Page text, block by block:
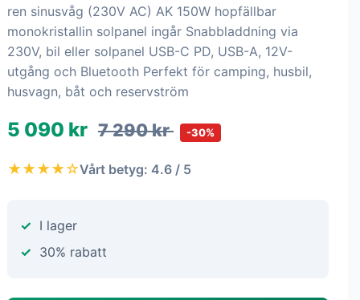
ren sinusvåg (230V AC) AK 150W hopfällbar
monokristallin solpanel ingår Snabbladdning via
230V, bil eller solpanel USB-C PD, USB-A, 12V-
utgång och Bluetooth Perfekt för camping, husbil,
husvagn, båt och reservström
5 090 kr 7 290 kr -30%
★★★★☆Vårt betyg: 4.6 / 5
I lager
30% rabatt